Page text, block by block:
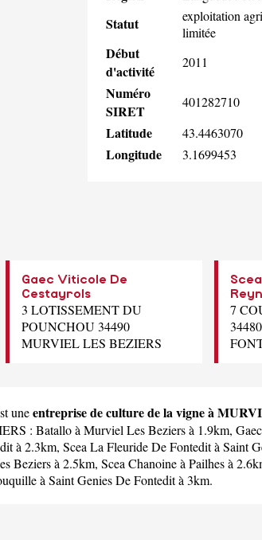
Statut
exploitation
limitée
Début
d'activité
2011
Numéro
SIRET
401282710
Latitude 43.4463070
Longitude 3.1699453
Gaec Viticole De
Cestayrols
3 LOTISSEMENT DU
POUNCHOU 34490
MURVIEL LES BEZIERS
7
uneentreprise de culture de la vigne à
: Batalloà Murviel Les Beziers à 1.9km,
à 2.3km, Scea La Fleuride De Fontedità Saint
Beziers à 2.5km, Scea Chanoineà Pailhes à
à Saint Genies De Fontedit à 3km.